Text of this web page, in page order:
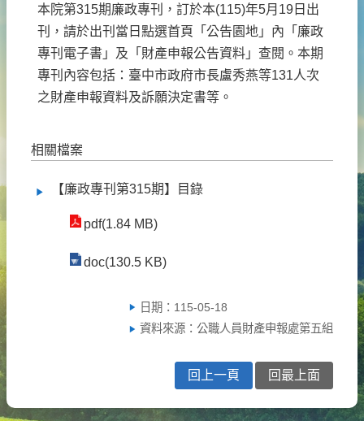
本院第315期廉政專刊，訂於本(115)年5月19日出
刊，請於出刊當日點選首頁「公告園地」內「廉政
專刊電子書」及「財產申報公告資料」查閱。本期
專刊內容包括：臺中市政府市長盧秀燕等131人次
之財產申報資料及訴願決定書等。
相關檔案
【廉政專刊第315期】目錄
pdf(1.84 MB)
doc(130.5 KB)
日期：115-05-18
資料來源：公職人員財產申報處第五組
回上一頁 回最上面